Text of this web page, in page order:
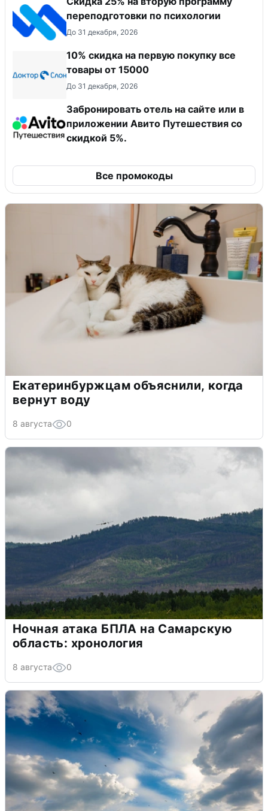
переподготовки по психологии
До 31 декабря, 2026
10% скидка на первую покупку все
товары от 15000
До 31 декабря, 2026
Забронировать отель на сайте или в
приложении Авито Путешествия со
скидкой 5%.
Все промокоды
Екатеринбуржцам объяснили, когда
вернут воду
8 августа 0
Ночная атака БПЛА на Самарскую
область: хронология
8 августа 0